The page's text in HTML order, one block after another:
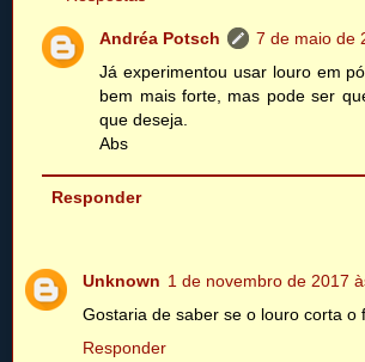
Andréa Potsch
7 de maio de
Já experimentou usar louro em
bem mais forte, mas pode ser
que deseja.
Abs
Responder
Unknown 1 de novembro de 2017
Gostaria de saber se o louro corta o
Responder